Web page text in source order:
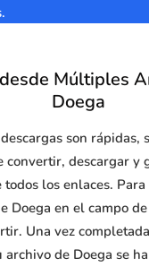
Múltiples
Doega
son
convertir, descargar y
los enlaces. Para
Doega en el campo
Una vez
de Doega se